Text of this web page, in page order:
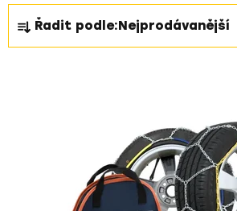
Ř
a
z
Řadit podle:Nejprodávanější